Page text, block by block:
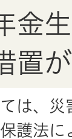
金
置
は、
護法